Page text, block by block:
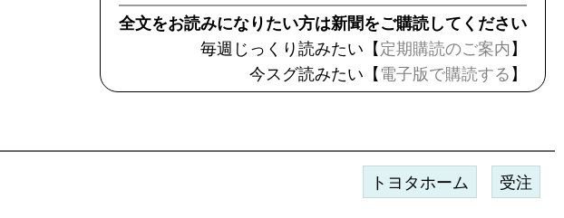
全文をお読みになりたい方は新聞をご購読してください
毎週じっくり読みたい【 定期購読のご案内 】
今スグ読みたい【 電子版で購読する 】
トヨタホーム 受注